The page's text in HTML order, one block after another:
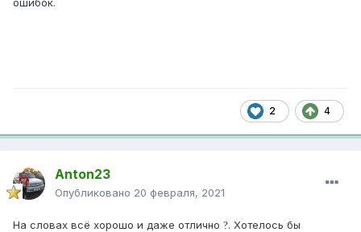
2 4
Anton23
Опубликовано 20 февраля, 2021
На словах всё хорошо и даже отлично ?. Хотелось бы